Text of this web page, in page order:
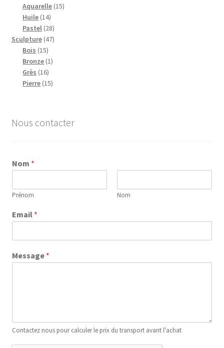
produits
Aquarelle 1515
Huile 1414
produits
Pastel 2828
produits
Sculpture 4747
Bois 1515
produits
Bronze 11
Grès 1616
produits
Pierre 1515
Nous contacter
Nom *
Prénom Nom
Email *
Message *
Contactez nous pour calculer le prix du transport avant l'achat